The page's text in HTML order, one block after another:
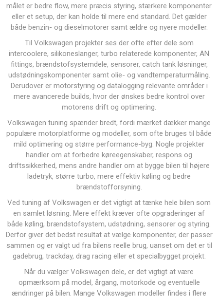
målet er bedre flow, mere præcis styring, stærkere komponenter
eller et setup, der kan holde til mere end standard. Det gælder
både benzin- og dieselmotorer samt ældre og nyere modeller.
Til Volkswagen projekter ses der ofte efter dele som
intercoolere, silikoneslanger, turbo relaterede komponenter, AN
fittings, brændstofsystemdele, sensorer, catch tank løsninger,
udstødningskomponenter samt olie- og vandtemperaturmåling.
Derudover er motorstyring og datalogging relevante områder i
mere avancerede builds, hvor der ønskes bedre kontrol over
motorens drift og optimering.
Volkswagen tuning spænder bredt, fordi mærket dækker mange
populære motorplatforme og modeller, som ofte bruges til både
mild optimering og større performance-byg. Nogle projekter
handler om at forbedre køreegenskaber, respons og
driftssikkerhed, mens andre handler om at bygge bilen til højere
ladetryk, større turbo, mere effektiv køling og bedre
brændstofforsyning.
Ved tuning af Volkswagen er det vigtigt at tænke hele bilen som
en samlet løsning. Mere effekt kræver ofte opgraderinger af
både køling, brændstofsystem, udstødning, sensorer og styring.
Derfor giver det bedst resultat at vælge komponenter, der passer
sammen og er valgt ud fra bilens reelle brug, uanset om det er til
gadebrug, trackday, drag racing eller et specialbygget projekt.
Når du vælger Volkswagen dele, er det vigtigt at være
opmærksom på model, årgang, motorkode og eventuelle
ændringer på bilen. Mange Volkswagen modeller findes i flere